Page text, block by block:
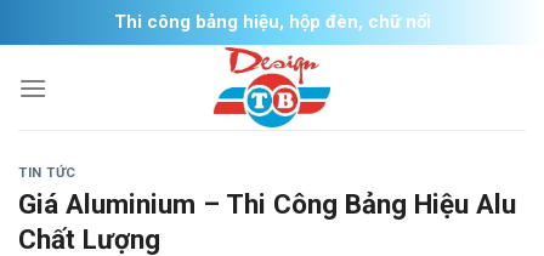
to
content
Thi công bảng hiệu, hộp đèn, chữ nổi
TIN TỨC
Giá Aluminium – Thi Công Bảng Hiệu Alu
Chất Lượng